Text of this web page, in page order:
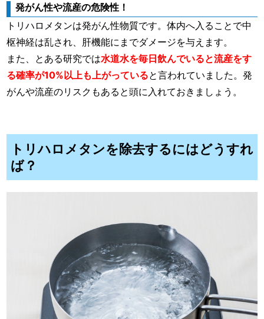
発がん性や流産の危険性！
トリハロメタンは発がん性物質です。体内へ入ることで中
枢神経は乱され、肝機能にまでダメージを与えます。
また、とある研究では水道水を毎日飲んでいると流産をす
る確率が10%以上も上がっていると言われていました。発
がんや流産のリスクもあると頭に入れておきましょう。
トリハロメタンを除去するにはどうすれ
ば？